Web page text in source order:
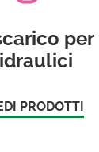
idraulici
PRODOTTI